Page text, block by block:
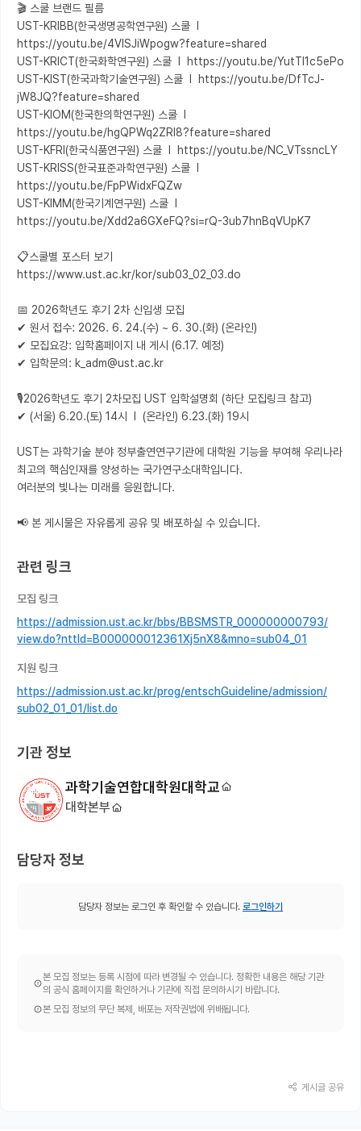
🎬 스쿨 브랜드 필름
UST-KRIBB(한국생명공학연구원) 스쿨  l
https://youtu.be/4VlSJiWpogw?feature=shared
UST-KRICT(한국화학연구원) 스쿨  l  https://youtu.be/YutTl1c5ePo
UST-KIST(한국과학기술연구원) 스쿨  l  https://youtu.be/DfTcJ-
jW8JQ?feature=shared
UST-KIOM(한국한의학연구원) 스쿨  l
https://youtu.be/hgQPWq2ZRl8?feature=shared
UST-KFRI(한국식품연구원) 스쿨  l  https://youtu.be/NC_VTssncLY
UST-KRISS(한국표준과학연구원) 스쿨  l
https://youtu.be/FpPWidxFQZw
UST-KIMM(한국기계연구원) 스쿨  l
https://youtu.be/Xdd2a6GXeFQ?si=rQ-3ub7hnBqVUpK7
📋스쿨별 포스터 보기
https://www.ust.ac.kr/kor/sub03_02_03.do
📅 2026학년도 후기 2차 신입생 모집
✔ 원서 접수: 2026. 6. 24.(수) ~ 6. 30.(화) (온라인)
✔ 모집요강: 입학홈페이지 내 게시 (6.17. 예정)
✔ 입학문의: k_adm@ust.ac.kr
🎙️2026학년도 후기 2차모집 UST 입학설명회 (하단 모집링크 참고)
✔ (서울) 6.20.(토) 14시  l  (온라인) 6.23.(화) 19시
UST는 과학기술 분야 정부출연연구기관에 대학원 기능을 부여해 우리나라
최고의 핵심인재를 양성하는 국가연구소대학입니다.
여러분의 빛나는 미래를 응원합니다.
📢 본 게시물은 자유롭게 공유 및 배포하실 수 있습니다.
관련 링크
모집 링크
https://admission.ust.ac.kr/bbs/BBSMSTR_000000000793/
view.do?nttId=B000000012361Xj5nX8&mno=sub04_01
지원 링크
https://admission.ust.ac.kr/prog/entschGuideline/admission/
sub02_01_01/list.do
기관 정보
과학기술연합대학원대학교
대학본부
담당자 정보
담당자 정보는 로그인 후 확인할 수 있습니다. 로그인하기
본 모집 정보는 등록 시점에 따라 변경될 수 있습니다. 정확한 내용은 해당 기관
의 공식 홈페이지를 확인하거나 기관에 직접 문의하시기 바랍니다.
본 모집 정보의 무단 복제, 배포는 저작권법에 위배됩니다.
게시글 공유